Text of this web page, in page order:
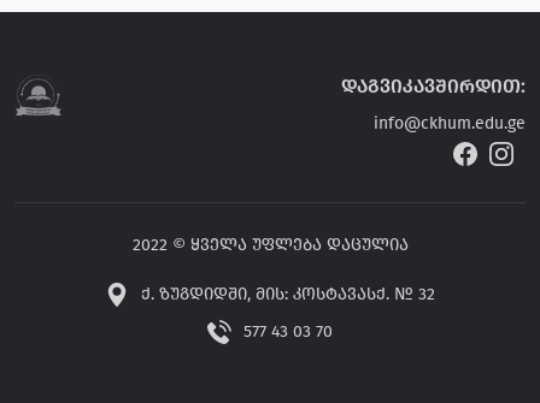
დაგვიკავშირდით:
info@ckhum.edu.ge
2022 © ყველა უფლება დაცულია
ქ. ზუგდიდში, მის: კოსტავასქ. № 32
577 43 03 70